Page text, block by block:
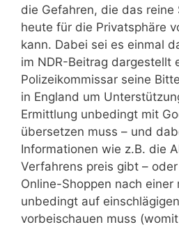
die Gefahren, die das
heute für die Privatsphäre
kann. Dabei sei es einmal
im NDR-Beitrag dargestellt
Polizeikommissar seine
in England um
Ermittlung unbedingt mit
übersetzen muss – und
Informationen wie z.B. die
Verfahrens preis gibt –
Online-Shoppen nach einer
unbedingt auf
vorbeischauen muss